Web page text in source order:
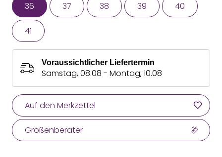
36 37 38 39 40
41
Voraussichtlicher Liefertermin
Samstag, 08.08 - Montag, 10.08
Auf den Merkzettel
Größenberater